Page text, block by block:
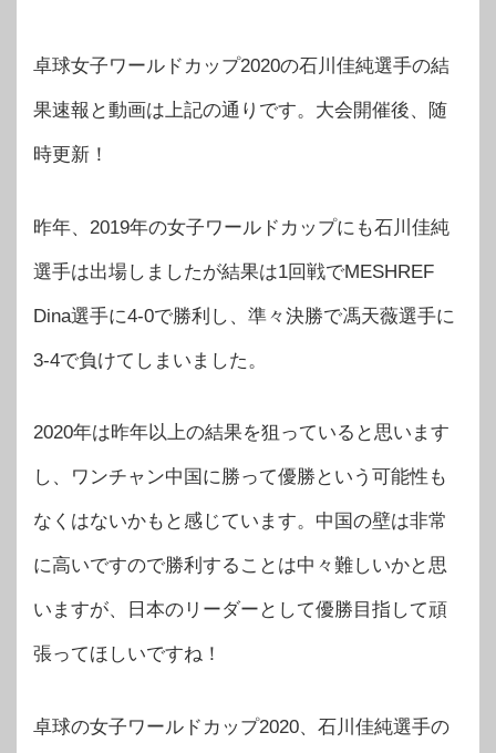
卓球女子ワールドカップ2020の石川佳純選手の結
果速報と動画は上記の通りです。大会開催後、随
時更新！
昨年、2019年の女子ワールドカップにも石川佳純
選手は出場しましたが結果は1回戦でMESHREF
Dina選手に4-0で勝利し、準々決勝で馮天薇選手に
3-4で負けてしまいました。
2020年は昨年以上の結果を狙っていると思います
し、ワンチャン中国に勝って優勝という可能性も
なくはないかもと感じています。中国の壁は非常
に高いですので勝利することは中々難しいかと思
いますが、日本のリーダーとして優勝目指して頑
張ってほしいですね！
卓球の女子ワールドカップ2020、石川佳純選手の